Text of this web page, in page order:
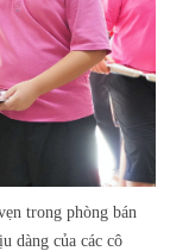
trong phòng bán
dàng của các cô